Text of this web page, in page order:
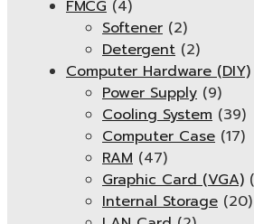
FMCG (4)
Softener (2)
Detergent (2)
Computer Hardware (DIY)
Power Supply (9)
Cooling System (39)
Computer Case (17)
RAM (47)
Graphic Card (VGA)
Internal Storage (20)